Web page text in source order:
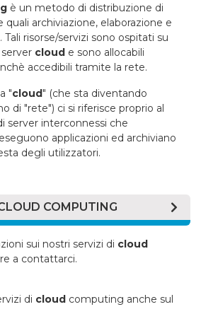
è un metodo di distribuzione di
quali archiviazione, elaborazione e
risorse/servizi sono ospitati su
cloud e sono allocabili
accedibili tramite la rete.
"cloud" (che sta diventando
di "rete") ci si riferisce proprio al
server interconnessi che
applicazioni ed archiviano
degli utilizzatori.
COMPUTING
dato che permette a più
di lavorare sugli stessi dati
invece di dover attendere
Inoltre gli utenti non devono
sui nostri servizi di cloud
a contattarci.
di cloud computing anche sul